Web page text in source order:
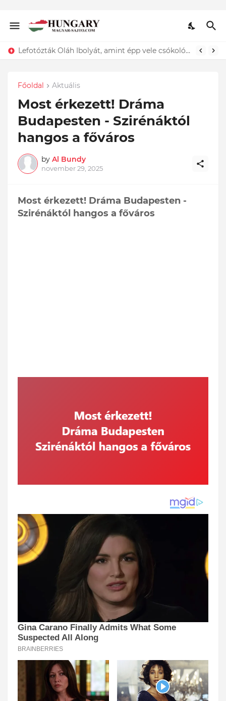
Lefotózták Oláh Ibolyát, amint épp vele csókolózik - EZT nem hiszed el, kinek a karjában kötött ki...ÍME
ÍGY búcsúzik szerelmétől! Hadas Kriszta férje EZT tette közzé
Főoldal Aktuális
Most érkezett! Dráma
Budapesten - Szirénáktól
hangos a főváros
by Al Bundy
november 29, 2025
Most érkezett! Dráma Budapesten -
Szirénáktól hangos a főváros